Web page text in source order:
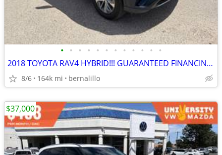
• • • • • • • • • • • •
2018 TOYOTA RAV4 HYBRID!!! GUARANTEED FINANCING!!
8/6 164k mi bernalillo
$37,000